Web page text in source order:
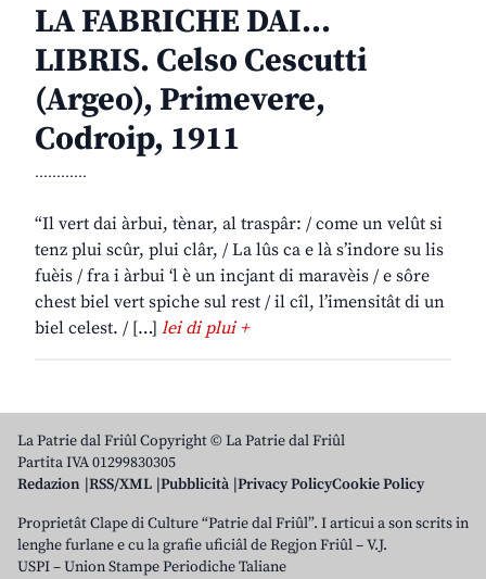
LA FABRICHE DAI…
LIBRIS. Celso Cescutti
(Argeo), Primevere,
Codroip, 1911
............
“Il vert dai àrbui, tènar, al traspâr: / come un velût si
tenz plui scûr, plui clâr, / La lûs ca e là s’indore su lis
fuèis / fra i àrbui ‘l è un incjant di maravèis / e sôre
chest biel vert spiche sul rest / il cîl, l’imensitât di un
biel celest. / […] lei di plui +
La Patrie dal Friûl Copyright © La Patrie dal Friûl
Partita IVA 01299830305
Redazion RSS/XML Pubblicità Privacy PolicyCookie Policy
Proprietât Clape di Culture “Patrie dal Friûl”. I articui a son scrits in
lenghe furlane e cu la grafie uficiâl de Regjon Friûl – V.J.
USPI – Union Stampe Periodiche Taliane